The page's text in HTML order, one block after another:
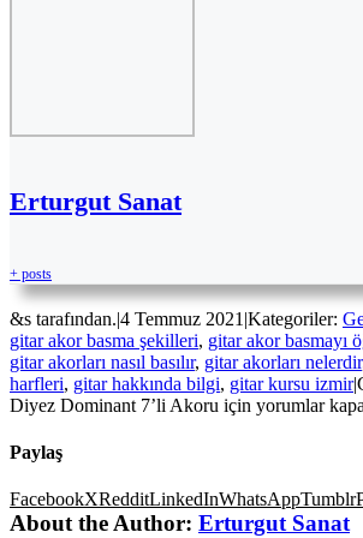
Erturgut Sanat
+ posts
&s tarafından.|4 Temmuz 2021 |Kategoriler:
gitar akor basma şekilleri, gitar akor basmayı
gitar akorları nasıl basılır, gitar akorları nelerdir
harfleri, gitar hakkında bilgi, gitar kursu izmir|
Diyez Dominant 7’li Akoru için yorumlar
Paylaş
FacebookXRedditLinkedInWhatsAppTumblr
About the Author: Erturgut Sanat